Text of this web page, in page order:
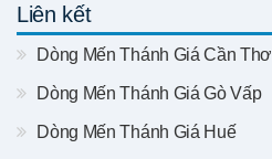
Liên kết
Dòng Mến Thánh Giá Cần Thơ
Dòng Mến Thánh Giá Gò Vấp
Dòng Mến Thánh Giá Huế